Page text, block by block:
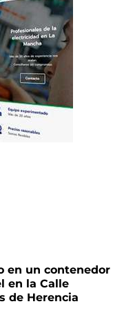
en un contenedor
en la Calle
de Herencia